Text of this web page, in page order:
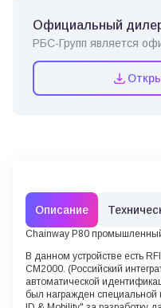
Официальный
РБС-Групп является
Описание
Chainway P80
В данном устройстве есть
CM2000. (Российский
автоматической
был награжден специальной